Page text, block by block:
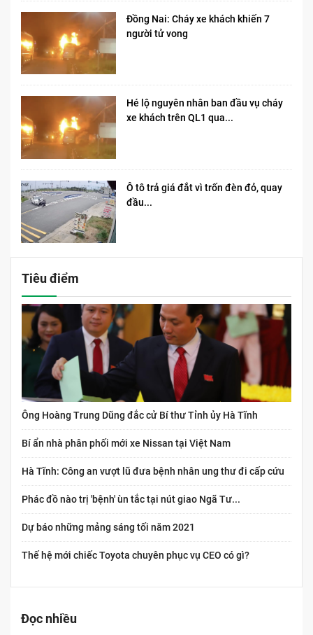
Đồng Nai: Cháy xe khách khiến 7
người tử vong​
Hé lộ nguyên nhân ban đầu vụ cháy
xe khách trên QL1 qua...
Ô tô trả giá đắt vì trốn đèn đỏ, quay
đầu...
Tiêu điểm
Ông Hoàng Trung Dũng đắc cử Bí thư Tỉnh ủy Hà Tĩnh
Bí ẩn nhà phân phối mới xe Nissan tại Việt Nam
Hà Tĩnh: Công an vượt lũ đưa bệnh nhân ung thư đi cấp cứu
Phác đồ nào trị 'bệnh' ùn tắc tại nút giao Ngã Tư...
Dự báo những mảng sáng tối năm 2021
Thế hệ mới chiếc Toyota chuyên phục vụ CEO có gì?
Đọc nhiều